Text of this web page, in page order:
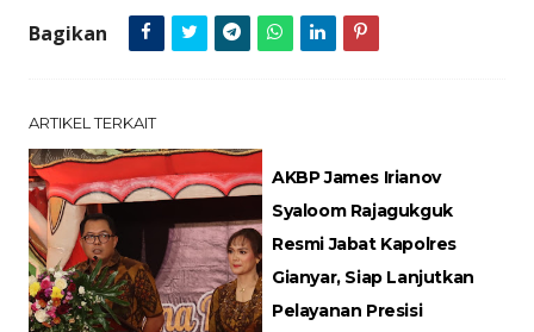
Bagikan
ARTIKEL TERKAIT
AKBP James Irianov
Syaloom Rajagukguk
Resmi Jabat Kapolres
Gianyar, Siap Lanjutkan
Pelayanan Presisi